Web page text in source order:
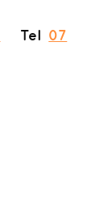
Tel 07